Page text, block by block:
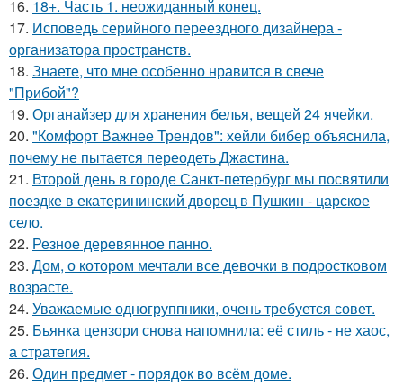
16. 18+. Часть 1. неожиданный конец.
17. Исповедь серийного переездного дизайнера -
организатора пространств.
18. Знаете, что мне особенно нравится в свече
"Прибой"?
19. Органайзер для хранения белья, вещей 24 ячейки.
20. "Комфорт Важнее Трендов": хейли бибер объяснила,
почему не пытается переодеть Джастина.
21. Второй день в городе Санкт-петербург мы посвятили
поездке в екатерининский дворец в Пушкин - царское
село.
22. Резное деревянное панно.
23. Дом, о котором мечтали все девочки в подростковом
возрасте.
24. Уважаемые одногруппники, очень требуется совет.
25. Бьянка цензори снова напомнила: её стиль - не хаос,
а стратегия.
26. Один предмет - порядок во всём доме.